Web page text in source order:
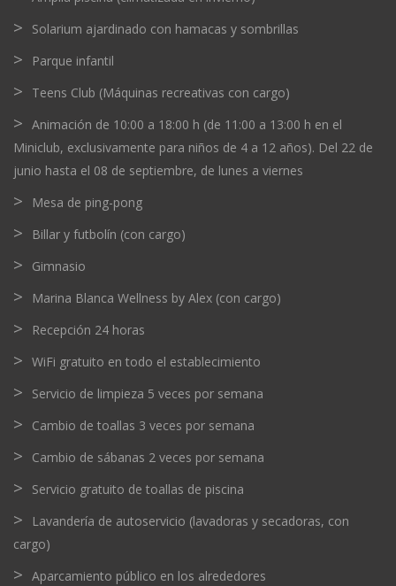
Solarium ajardinado con hamacas y sombrillas
Parque infantil
Teens Club (Máquinas recreativas con cargo)
Animación de 10:00 a 18:00 h (de 11:00 a 13:00 h en el
Miniclub, exclusivamente para niños de 4 a 12 años). Del 22 de
junio hasta el 08 de septiembre, de lunes a viernes
Mesa de ping-pong
Billar y futbolín (con cargo)
Gimnasio
Marina Blanca Wellness by Alex (con cargo)
Recepción 24 horas
WiFi gratuito en todo el establecimiento
Servicio de limpieza 5 veces por semana
Cambio de toallas 3 veces por semana
Cambio de sábanas 2 veces por semana
Servicio gratuito de toallas de piscina
Lavandería de autoservicio (lavadoras y secadoras, con
cargo)
Aparcamiento público en los alrededores